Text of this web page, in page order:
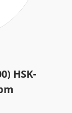
HSK-